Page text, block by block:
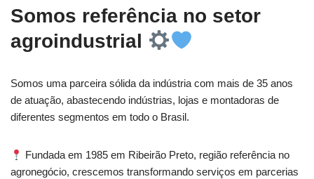
Somos referência no setor
agroindustrial
Somos uma parceira sólida da indústria com mais de 35 anos
de atuação, abastecendo indústrias, lojas e montadoras de
diferentes segmentos em todo o Brasil.
Fundada em 1985 em Ribeirão Preto, região referência no
agronegócio, crescemos transformando serviços em parcerias